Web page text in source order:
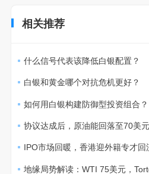
相关推荐
什么信号代表该降低白银配置？
白银和黄金哪个对抗危机更好？
如何用白银构建防御型投资组合？
协议达成后，原油能回落至70美
IPO市场回暖，香港迎外籍专才回